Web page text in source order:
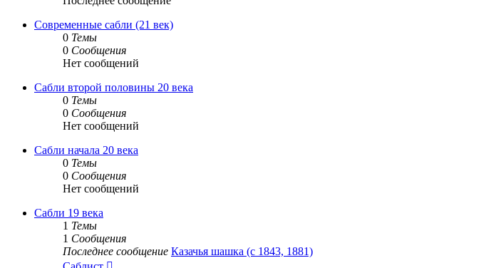
Современные сабли (21 век)
0 Темы
0 Сообщения
Нет сообщений
Сабли второй половины 20 века
0 Темы
0 Сообщения
Нет сообщений
Сабли начала 20 века
0 Темы
0 Сообщения
Нет сообщений
Сабли 19 века
1 Темы
1 Сообщения
Последнее сообщение Казачья шашка (с 1843, 1881)